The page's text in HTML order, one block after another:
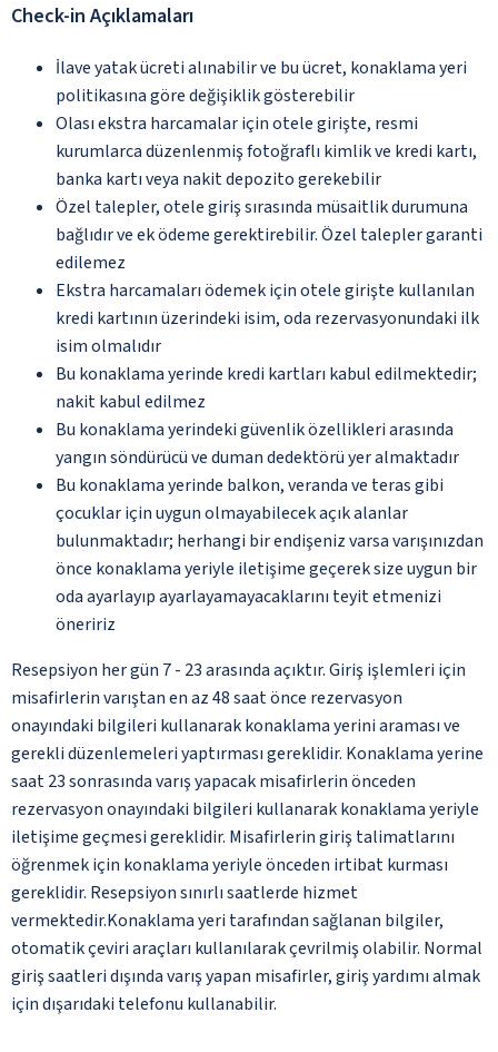
Check-in Açıklamaları
İlave yatak ücreti alınabilir ve bu ücret, konaklama yeri
politikasına göre değişiklik gösterebilir
Olası ekstra harcamalar için otele girişte, resmi
kurumlarca düzenlenmiş fotoğraflı kimlik ve kredi kartı,
banka kartı veya nakit depozito gerekebilir
Özel talepler, otele giriş sırasında müsaitlik durumuna
bağlıdır ve ek ödeme gerektirebilir. Özel talepler garanti
edilemez
Ekstra harcamaları ödemek için otele girişte kullanılan
kredi kartının üzerindeki isim, oda rezervasyonundaki ilk
isim olmalıdır
Bu konaklama yerinde kredi kartları kabul edilmektedir;
nakit kabul edilmez
Bu konaklama yerindeki güvenlik özellikleri arasında
yangın söndürücü ve duman dedektörü yer almaktadır
Bu konaklama yerinde balkon, veranda ve teras gibi
çocuklar için uygun olmayabilecek açık alanlar
bulunmaktadır; herhangi bir endişeniz varsa varışınızdan
önce konaklama yeriyle iletişime geçerek size uygun bir
oda ayarlayıp ayarlayamayacaklarını teyit etmenizi
öneririz
Resepsiyon her gün 7 - 23 arasında açıktır. Giriş işlemleri için
misafirlerin varıştan en az 48 saat önce rezervasyon
onayındaki bilgileri kullanarak konaklama yerini araması ve
gerekli düzenlemeleri yaptırması gereklidir. Konaklama yerine
saat 23 sonrasında varış yapacak misafirlerin önceden
rezervasyon onayındaki bilgileri kullanarak konaklama yeriyle
iletişime geçmesi gereklidir. Misafirlerin giriş talimatlarını
öğrenmek için konaklama yeriyle önceden irtibat kurması
gereklidir. Resepsiyon sınırlı saatlerde hizmet
vermektedir.Konaklama yeri tarafından sağlanan bilgiler,
otomatik çeviri araçları kullanılarak çevrilmiş olabilir. Normal
giriş saatleri dışında varış yapan misafirler, giriş yardımı almak
için dışarıdaki telefonu kullanabilir.